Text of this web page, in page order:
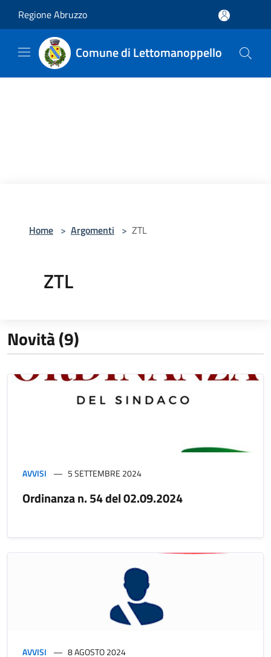
Regione Abruzzo
Comune di Lettomanoppello
Home > Argomenti > ZTL
ZTL
Novità (9)
AVVISI 5 SETTEMBRE 2024
Ordinanza n. 54 del 02.09.2024
AVVISI 8 AGOSTO 2024